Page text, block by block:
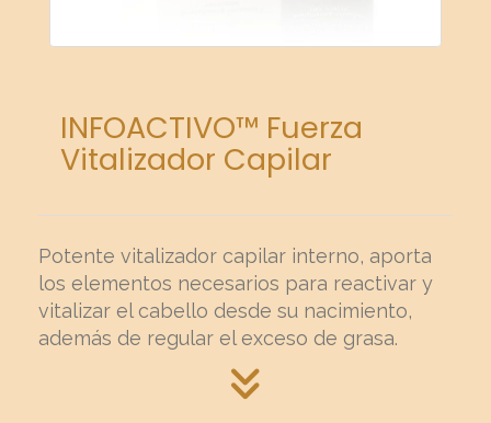
INFOACTIVO™ Fuerza
Vitalizador Capilar
Potente vitalizador capilar interno, aporta
los elementos necesarios para reactivar y
vitalizar el cabello desde su nacimiento,
además de regular el exceso de grasa.